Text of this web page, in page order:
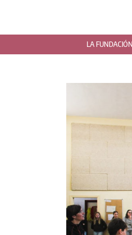
LA FUNDACIÓN